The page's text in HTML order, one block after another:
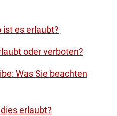
ist es erlaubt?
oder verboten?
Was Sie beachten
erlaubt?